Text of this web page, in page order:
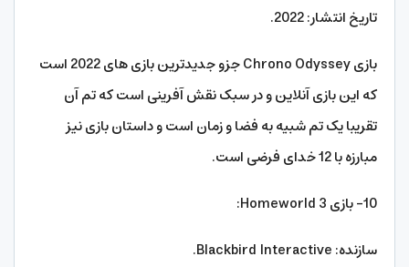
تاریخ انتشار: 2022.
بازی Chrono Odyssey جزو جدیدترین بازی های 2022 است
که این بازی آنلاین و در سبک نقش آفرینی است که تم آن
تقریبا یک تم شبیه به فضا و زمان است و داستان بازی نیز
مبارزه با 12 خدای فرضی است.
10- بازی Homeworld 3:
سازنده: Blackbird Interactive.